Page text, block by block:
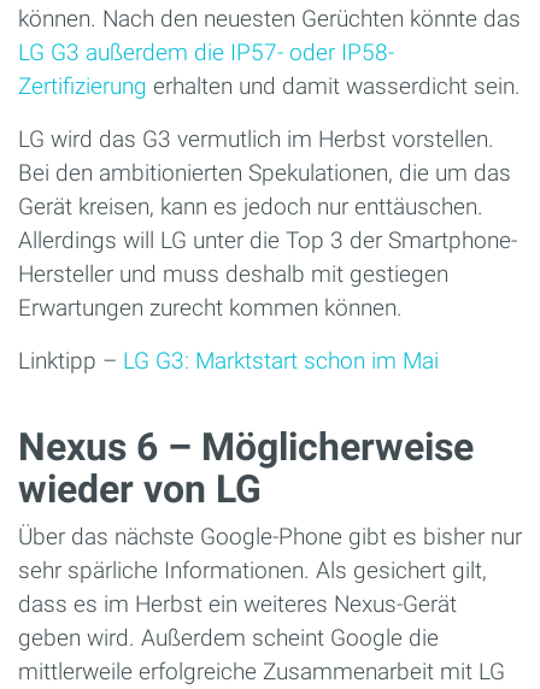
können. Nach den neuesten Gerüchten könnte das
LG G3 außerdem die IP57- oder IP58-
Zertifizierung erhalten und damit wasserdicht sein.
LG wird das G3 vermutlich im Herbst vorstellen.
Bei den ambitionierten Spekulationen, die um das
Gerät kreisen, kann es jedoch nur enttäuschen.
Allerdings will LG unter die Top 3 der Smartphone-
Hersteller und muss deshalb mit gestiegen
Erwartungen zurecht kommen können.
Linktipp – LG G3: Marktstart schon im Mai
Nexus 6 – Möglicherweise
wieder von LG
Über das nächste Google-Phone gibt es bisher nur
sehr spärliche Informationen. Als gesichert gilt,
dass es im Herbst ein weiteres Nexus-Gerät
geben wird. Außerdem scheint Google die
mittlerweile erfolgreiche Zusammenarbeit mit LG